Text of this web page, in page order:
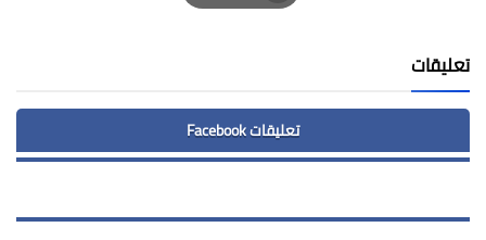
Print
تعليقات
تعليقات Facebook